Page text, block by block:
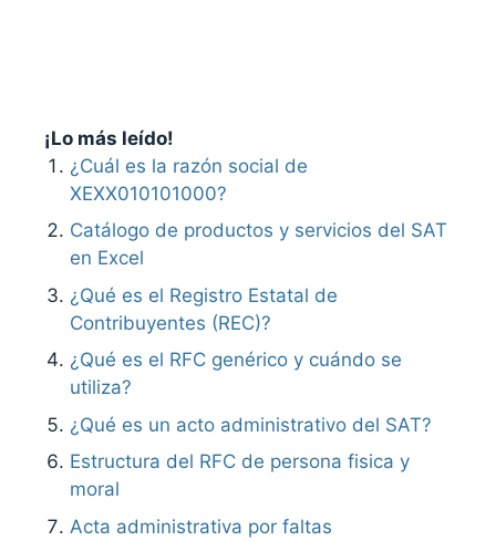
¡Lo más leído!
¿Cuál es la razón social de
XEXX010101000?
Catálogo de productos y servicios del SAT
en Excel
¿Qué es el Registro Estatal de
Contribuyentes (REC)?
¿Qué es el RFC genérico y cuándo se
utiliza?
¿Qué es un acto administrativo del SAT?
Estructura del RFC de persona fisica y
moral
Acta administrativa por faltas